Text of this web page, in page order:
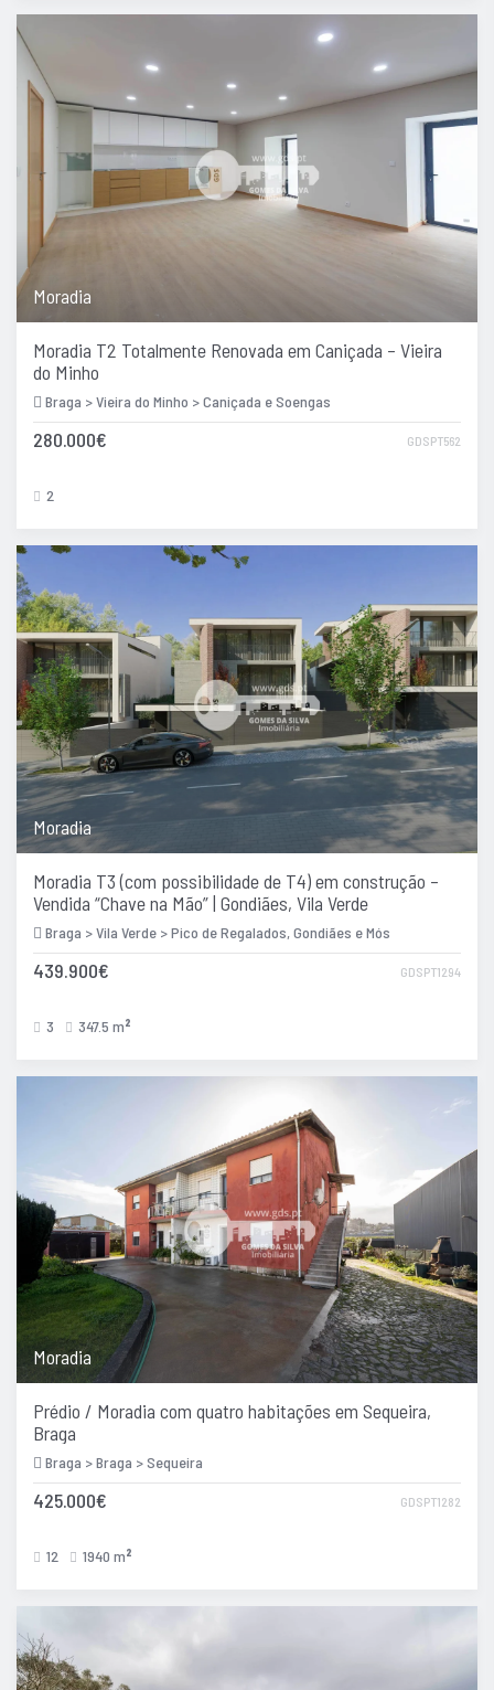
Moradia
Moradia T2 Totalmente Renovada em Caniçada – Vieira
do Minho
Braga > Vieira do Minho > Caniçada e Soengas
GDSPT562
280.000€
2
Moradia
Moradia T3 (com possibilidade de T4) em construção –
Vendida “Chave na Mão” | Gondiães, Vila Verde
Braga > Vila Verde > Pico de Regalados, Gondiães e Mós
GDSPT1294
439.900€
3 347.5 m 2
Moradia
Prédio / Moradia com quatro habitações em Sequeira,
Braga
Braga > Braga > Sequeira
GDSPT1282
425.000€
12 1940 m 2